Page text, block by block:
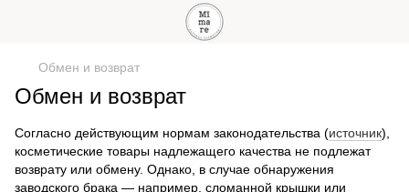
Обмен и возврат
Обмен и возврат
Согласно действующим нормам законодательства (источник),
косметические товары надлежащего качества не подлежат
возврату или обмену. Однако, в случае обнаружения
заводского брака — например, сломанной крышки или